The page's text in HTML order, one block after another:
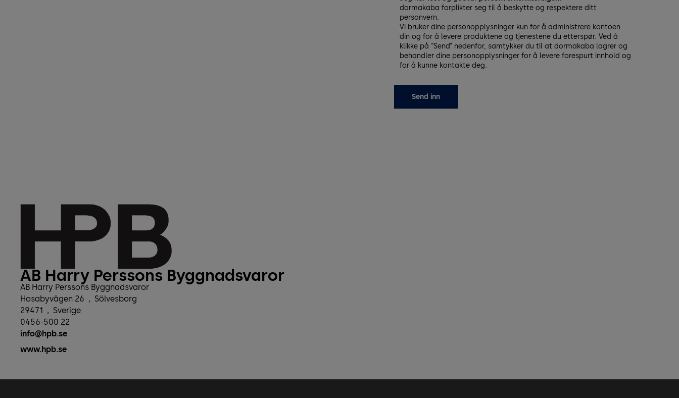
dormakaba forplikter seg til å beskytte og respektere ditt
personvern.
Vi bruker dine personopplysninger kun for å administrere kontoen
din og for å levere produktene og tjenestene du etterspør. Ved å
klikke på “Send” nedenfor, samtykker du til at dormakaba lagrer og
behandler dine personopplysninger for å levere forespurt innhold og
for å kunne kontakte deg.
AB Harry Perssons Byggnadsvaror
AB Harry Perssons Byggnadsvaror
Hosabyvägen 26 , Sölvesborg
29471
, Sverige
0456-500 22
info@hpb.se
www.hpb.se